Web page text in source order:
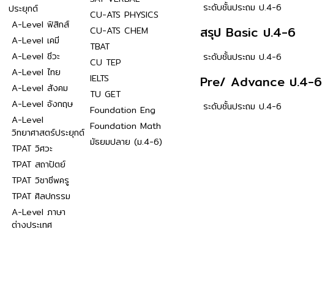
ประยุกต์
A-Level ฟิสิกส์
A-Level เคมี
A-Level ชีวะ
A-Level ไทย
A-Level สังคม
A-Level อังกฤษ
A-Level
วิทยาศาสตร์ประยุกต์
TPAT วิศวะ
TPAT สถาปัตย์
TPAT วิชาชีพครู
TPAT ศิลปกรรม
A-Level ภาษา
ต่างประเทศ
CU-ATS PHYSICS
CU-ATS CHEM
TBAT
CU TEP
IELTS
TU GET
Foundation Eng
Foundation Math
มัธยมปลาย (ม.4-6)
ระดับชั้นประถม ป.4-6
สรุป Basic ป.4-6
ระดับชั้นประถม ป.4-6
Pre/ Advance ป.4-6
ระดับชั้นประถม ป.4-6